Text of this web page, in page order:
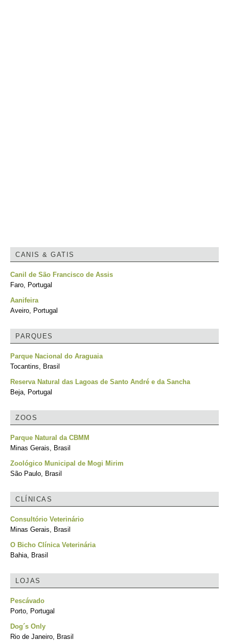
CANIS & GATIS
Canil de São Francisco de Assis
Faro, Portugal
Aanifeira
Aveiro, Portugal
PARQUES
Parque Nacional do Araguaia
Tocantins, Brasil
Reserva Natural das Lagoas de Santo André e da Sancha
Beja, Portugal
ZOOS
Parque Natural da CBMM
Minas Gerais, Brasil
Zoológico Municipal de Mogi Mirim
São Paulo, Brasil
CLÍNICAS
Consultório Veterinário
Minas Gerais, Brasil
O Bicho Clínica Veterinária
Bahia, Brasil
LOJAS
Pescávado
Porto, Portugal
Dog´s Only
Rio de Janeiro, Brasil